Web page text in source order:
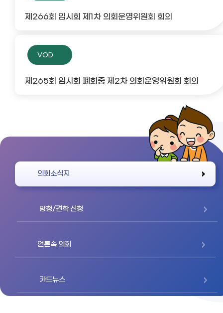
제266회 임시회 제1차 의회운영위원회 회의
VOD
제265회 임시회 폐회중 제2차 의회운영위원회 회의
의회소식지
방청/견학 신청
언론속 의회
카드뉴스